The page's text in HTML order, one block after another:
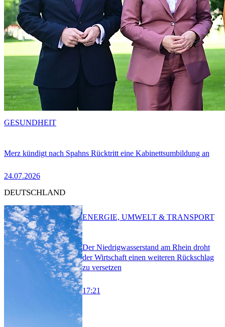
Merz kündigt nach Spahns Rücktritt eine Kabinettsumbildung an
24.07.2026
GESUNDHEIT
DEUTSCHLAND
Der Niedrigwasserstand am Rhein droht
der Wirtschaft einen weiteren Rückschlag
zu versetzen
17:21
ENERGIE, UMWELT & TRANSPORT